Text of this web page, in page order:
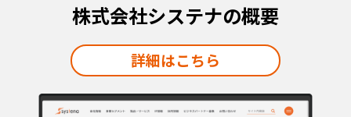
株式会社システナの概要
詳細はこちら